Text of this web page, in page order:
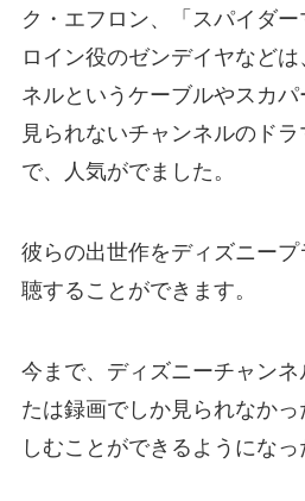
ク・エフロン、「スパイダ
ロイン役のゼンデイヤなど
ネルというケーブルやスカ
見られないチャンネルのド
で、人気がでました。
彼らの出世作をディズニー
聴することができます。
今まで、ディズニーチャン
たは録画でしか見られなか
しむことができるようになっ